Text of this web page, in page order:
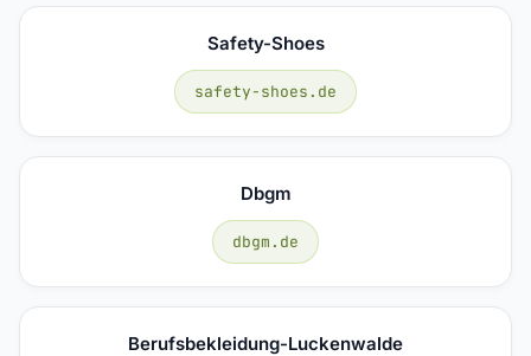
Safety-Shoes
safety-shoes.de
Dbgm
dbgm.de
Berufsbekleidung-Luckenwalde